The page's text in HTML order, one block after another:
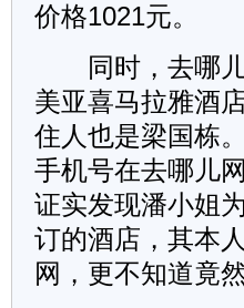
价格1021元。
同时，去哪儿
美亚喜马拉雅酒
住人也是梁国栋
手机号在去哪儿
证实发现潘小姐
订的酒店，其本
网，更不知道竟